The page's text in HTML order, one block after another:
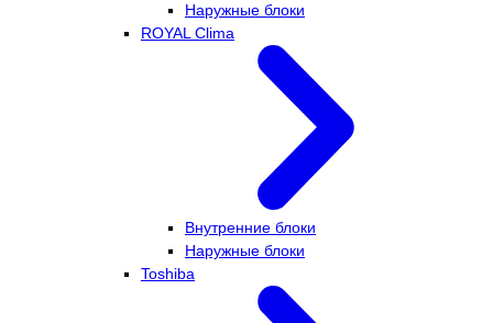
Наружные блоки
ROYAL Clima
Внутренние блоки
Наружные блоки
Toshiba